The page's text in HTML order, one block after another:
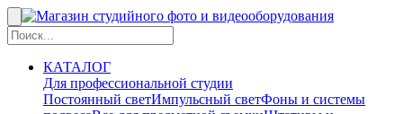
КАТАЛОГ
Для профессиональной студии
Постоянный светИмпульсный светФоны и системы